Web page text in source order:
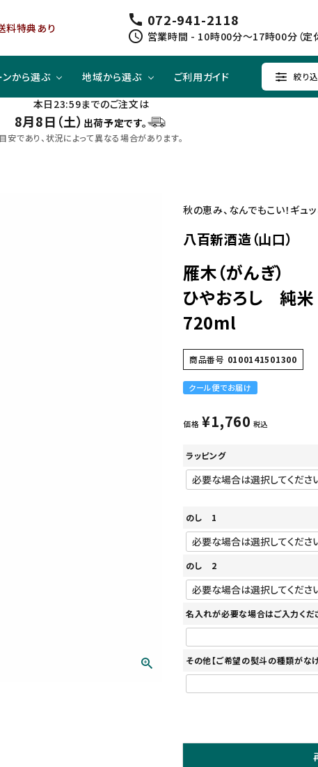
料特典あり call 072-941-2118
schedule 営業時間 - 10時00分～17時00分（定
スピリッツ
スピリッツ
旨口×ジューシー
ンから選ぶ
晩酌酒として
地域から選ぶ
関東
ご利用ガイド 絞り
本日23:59までのご注文は
8月8日（土） 出荷予定です。
目安であり、状況によって異なる場合があります。
秋の恵み、なんでもこい！ギュ
八百新酒造（山口）
雁木（がんぎ）
ひやおろし 純米
720ml
商品番号 0100141501300
クール便でお届け
価格 ¥1,760 税込
ラッピング
のし 1
のし 2
名入れが必要な場合はご入力くだ
その他【ご希望の熨斗の種類がな